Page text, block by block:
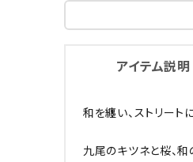
アイテム説明
和を纏い、ストリート
九尾のキツネと桜、